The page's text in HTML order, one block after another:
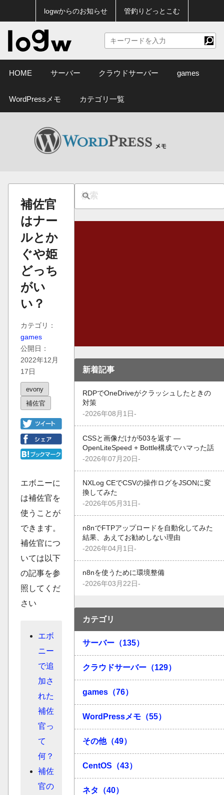
logwからのお知らせ 管釣りどっとこむ
HOME サーバー クラウドサーバー games
WordPressメモ カテゴリ一覧
補佐官
はナー
ルとか
ぐや姫
どっち
がい
い？
カテゴリ：
games
公開日：
2022年12月
17日
evony
補佐官
エボニーに
は補佐官を
使うことが
できます。
補佐官につ
いては以下
の記事を参
照してくだ
さい
エボ
ニー
で追
加さ
れた
補佐
官っ
て
何？
補佐
官の
新着記事
RDPでOneDriveがクラッシュしたときの
対策
-2026年08月1日-
CSSと画像だけが503を返す —
OpenLiteSpeed + Bottle構成でハマった話
-2026年07月20日-
NXLog CEでCSVの操作ログをJSONに変
換してみた
-2026年05月31日-
n8nでFTPアップロードを自動化してみた
結果、あえてお勧めしない理由
-2026年04月1日-
n8nを使うために環境整備
-2026年03月22日-
カテゴリ
サーバー（135）
クラウドサーバー（129）
games（76）
WordPressメモ（55）
その他（49）
CentOS（43）
ネタ（40）